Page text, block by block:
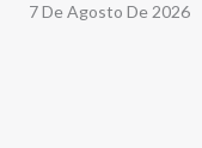
7 De Agosto De 2026